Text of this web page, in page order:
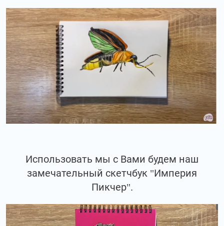
Использовать мы с Вами будем наш
замечательный скетчбук "Империя
Пикчер".